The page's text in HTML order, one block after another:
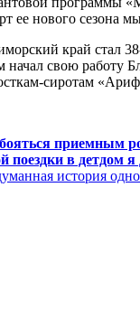
ее нового сезона
край стал
начал свою работу
сиротам
приемным
поездки в детдом
история